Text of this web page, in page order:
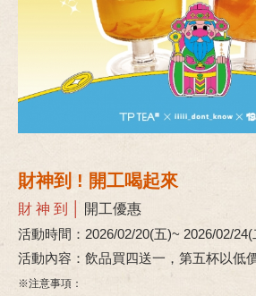
財神到 ! 開工喝起來
財 神 到 │
開工優惠
活動時間：2026/02/20(五)~ 2026/02/24(
活動內容：飲品買四送一，第五杯以低
※注意事項：